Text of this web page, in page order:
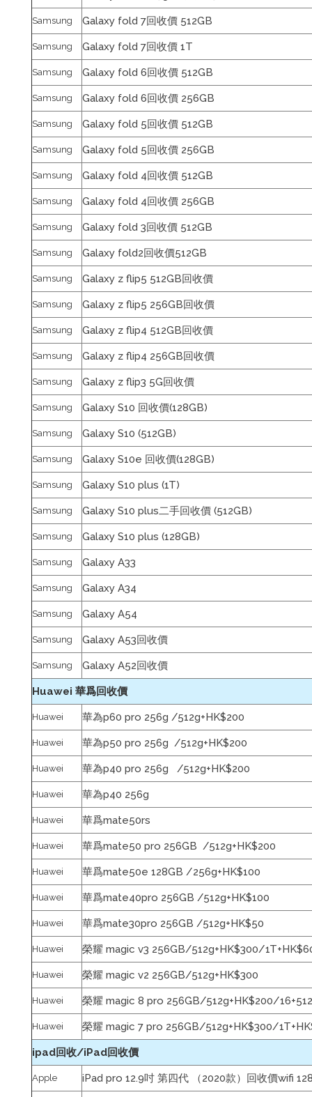
Samsung Galaxy fold 7回收價 512GB
Samsung Galaxy fold 7回收價 1T
Samsung Galaxy fold 6回收價 512GB
Samsung Galaxy fold 6回收價 256GB
Samsung Galaxy fold 5回收價 512GB
Samsung Galaxy fold 5回收價 256GB
Samsung Galaxy fold 4回收價 512GB
Samsung Galaxy fold 4回收價 256GB
Samsung Galaxy fold 3回收價 512GB
Samsung Galaxy fold2回收價512GB
Samsung Galaxy z flip5 512GB回收價
Samsung Galaxy z flip5 256GB回收價
Samsung Galaxy z flip4 512GB回收價
Samsung Galaxy z flip4 256GB回收價
Samsung Galaxy z flip3 5G回收價
Samsung Galaxy S10 回收價(128GB)
Samsung Galaxy S10 (512GB)
Samsung Galaxy S10e 回收價(128GB)
Samsung Galaxy S10 plus (1T)
Samsung Galaxy S10 plus二手回收價 (512GB)
Samsung Galaxy S10 plus (128GB)
Samsung Galaxy A33
Samsung Galaxy A34
Samsung Galaxy A54
Samsung Galaxy A53回收價
Samsung Galaxy A52回收價
Huawei 華爲回收價
Huawei 華為p60 pro 256g /512g+HK$200
Huawei 華為p50 pro 256g /512g+HK$200
Huawei 華為p40 pro 256g /512g+HK$200
Huawei 華為p40 256g
Huawei 華爲mate50rs
Huawei 華爲mate50 pro 256GB /512g+HK$200
Huawei 華爲mate50e 128GB /256g+HK$100
Huawei 華爲mate40pro 256GB /512g+HK$100
Huawei 華爲mate30pro 256GB /512g+HK$50
Huawei 榮耀 magic v3 256GB/512g+HK$300/1T+
Huawei 榮耀 magic v2 256GB/512g+HK$300
Huawei 榮耀 magic 8 pro 256GB/512g+HK$200/
Huawei 榮耀 magic 7 pro 256GB/512g+HK$300/1T+
ipad回收/iPad回收價
Apple iPad pro 12.9吋 第四代 （2020款）回收價wifi